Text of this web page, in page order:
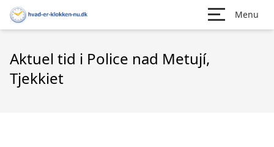
Menu
Aktuel tid i Police nad Metují,
Tjekkiet